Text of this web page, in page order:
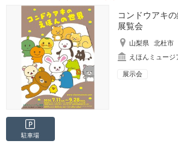
コンドウアキ
展覧会
山梨県
北杜市
えほんミュージ
展示会
駐車場